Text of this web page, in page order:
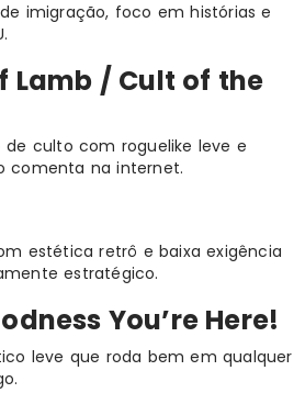
imigração, foco em histórias e
Lamb / Cult of the
de culto com roguelike leve e
comenta na internet.
estética retrô e baixa exigência
estratégico.
You’re Here!
leve que roda bem em qualquer